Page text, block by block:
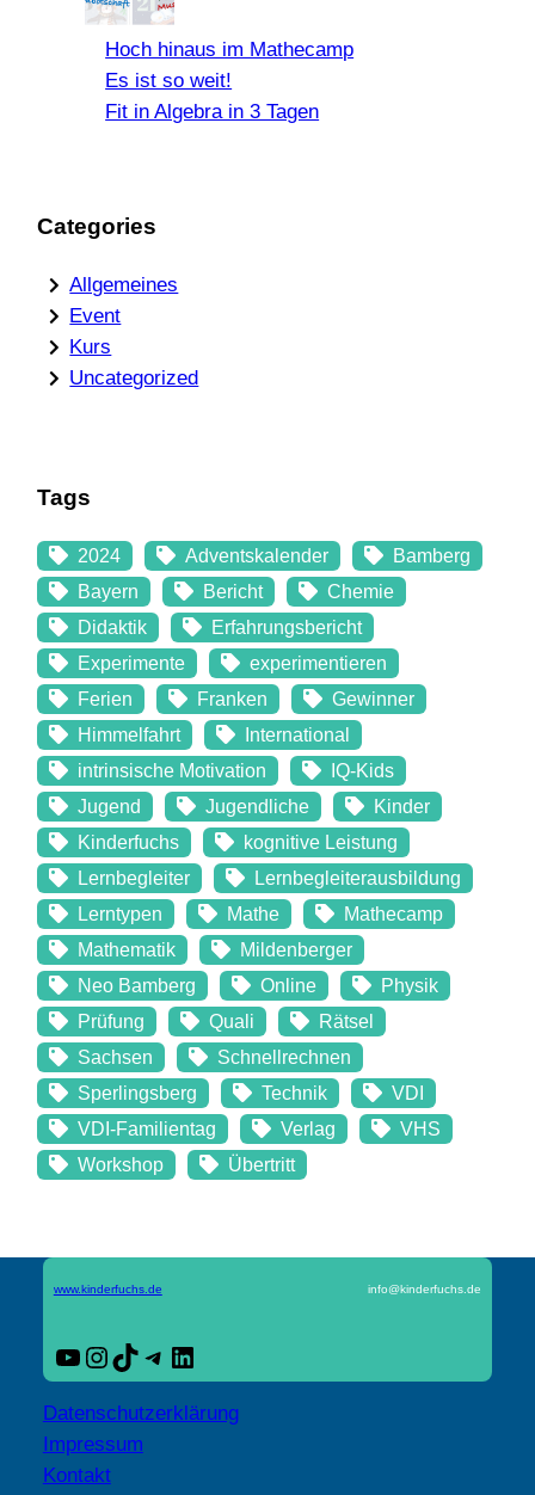
Hoch hinaus im Mathecamp
Es ist so weit!
Fit in Algebra in 3 Tagen
Categories
Allgemeines
Event
Kurs
Uncategorized
Tags
2024 Adventskalender
Bamberg
Bayern
Bericht
Chemie
Didaktik
Erfahrungsbericht
Experimente
experimentieren
Ferien
Franken
Gewinner
Himmelfahrt
International
intrinsische Motivation
IQ-Kids
Jugend
Jugendliche
Kinder
Kinderfuchs
kognitive Leistung
Lernbegleiter
Lernbegleiterausbildung
Lerntypen
Mathe
Mathecamp
Mathematik
Mildenberger
Neo Bamberg
Online
Physik
Prüfung
Quali
Rätsel
Sachsen
Schnellrechnen
Sperlingsberg
Technik
VDI
VDI-Familientag
Verlag
VHS
Workshop
Übertritt
www.kinderfuchs.de info@kinderfuchs.de
YouTube
Instagram
TikTok
Telegram
LinkedIn
Datenschutzerklärung
Impressum
Kontakt